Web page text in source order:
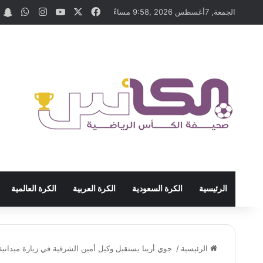
الجمعة, 7أغسطس 2026 ,9:58 مساءً فيسبوك ‫YouTubeانستقرام
الرئيسية الكرة السعودية الكرة العربية الكرة العالمية
الرئيسية / جوي أرينا يستقبل وكيل أمين الشرقية في زيارة